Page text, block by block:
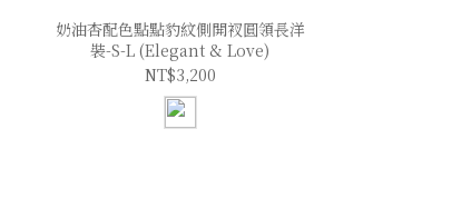
奶油杏配色點點豹紋側開衩圓領長洋
裝-S-L (Elegant & Love)
NT$3,200